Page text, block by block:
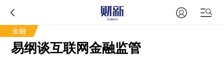
金融
易纲谈互联网金融监管